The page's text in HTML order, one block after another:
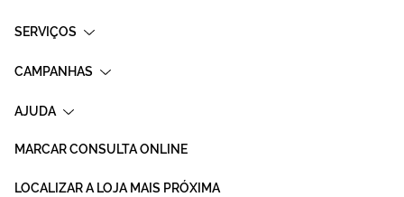
SERVIÇOS
CAMPANHAS
AJUDA
MARCAR CONSULTA ONLINE
LOCALIZAR A LOJA MAIS PRÓXIMA